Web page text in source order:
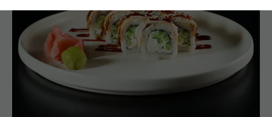
Gunkany z tunczykiem spicy
Philadelphia z węgorzem